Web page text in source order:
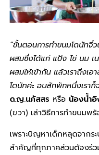
“ขั้นตอนการทำขนมโดนัทจิ๋
ผสมซึ่งได้แก่ แป้ง ไข่ นม
ผสมให้เข้ากัน แล้วเราถึงเอ
โดนัทค่ะ อบสักพักหนึ่งเราก็
ด.ญ.นภัสสร หรือ น้องน้ำ
(ขวา) เล่าวิธีการทำขนมพ
เพราะปัญหาเด็กหลุดจากร
สำคัญที่ทุกภาคส่วนต้องร่วม